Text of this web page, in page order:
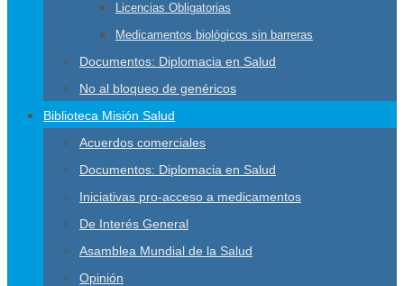
Licencias Obligatorias
Medicamentos biológicos sin barreras
Documentos: Diplomacia en Salud
No al bloqueo de genéricos
Biblioteca Misión Salud
Acuerdos comerciales
Documentos: Diplomacia en Salud
Iniciativas pro-acceso a medicamentos
De Interés General
Asamblea Mundial de la Salud
Opinión